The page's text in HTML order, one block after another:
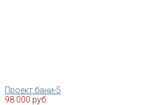
Проект бани-5
98 000 руб.